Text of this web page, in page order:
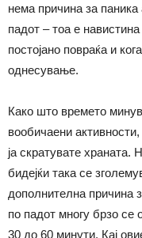
нема причина за
падот – тоа е
постојано повраќа и
однесување.
Како што времето
вообичаени
ја скратувате храната.
бидејќи така се
дополнителна причина
по падот многу брзо се
30 до 60 минути. Кај